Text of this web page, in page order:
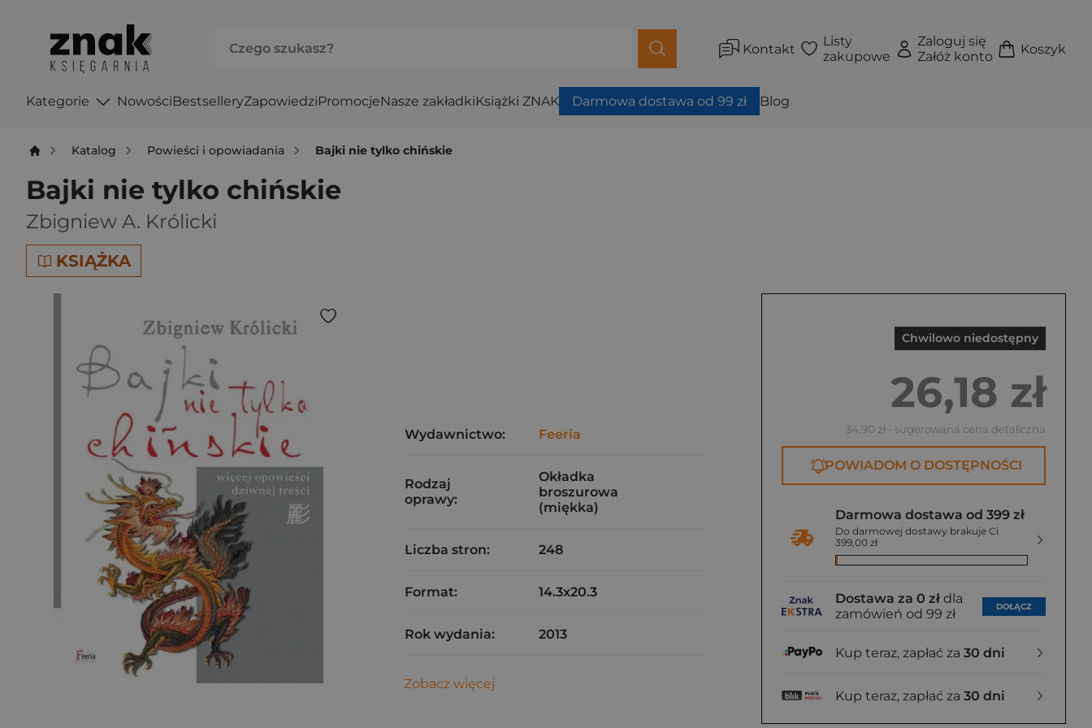
Kontakt
Listy
zakupowe
Zaloguj się
Załóż konto
Koszyk
Kategorie NowościBestselleryZapowiedziPromocjeNasze zakładkiKsiążki ZNAK Darmowa dostawa od 99 zł Blog
Katalog Powieści i opowiadania Bajki nie tylko chińskie
Bajki nie tylko chińskie
Zbigniew A. Królicki
KSIĄŻKA
Chwilowo niedostępny
26,18 zł
34,90 zł - sugerowana cena detaliczna
POWIADOM O DOSTĘPNOŚCI
Darmowa dostawa od 399 zł
Do darmowej dostawy brakuje Ci
399,00 zł
Dostawa za 0 zł dla
zamówień od 99 zł
DOŁĄCZ
Kup teraz, zapłać za 30 dni
Kup teraz, zapłać za 30 dni
Wydawnictwo: Feeria
Rodzaj
oprawy:
Okładka
broszurowa
(miękka)
Liczba stron: 248
Format: 14.3x20.3
Rok wydania: 2013
Zobacz więcej